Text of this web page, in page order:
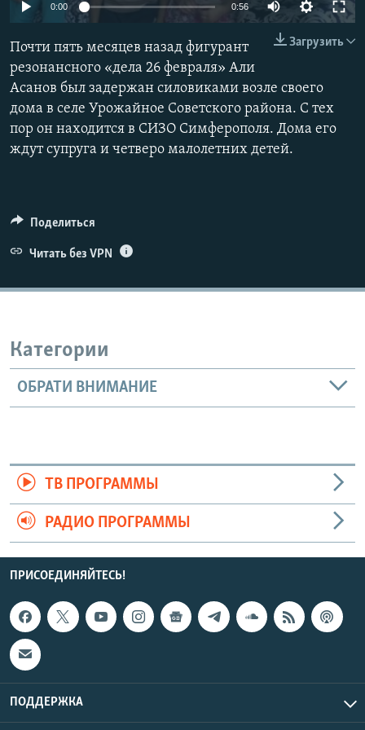
ПОБЕДИТЕЛЕЙ НЕ СУДЯТ?
КРЫМ.НЕПОКОРЕННЫЙ
ELIFBE
УКРАИНСКАЯ ПРОБЛЕМА КРЫМА
ПРИСОЕДИНЯЙТЕСЬ!
Все сайты RFE/RL
0:00 0:56
Загрузить
Почти пять месяцев назад фигурант
резонансного «дела 26 февраля» Али
Асанов был задержан силовиками возле своего
дома в селе Урожайное Советского района. С тех
пор он находится в СИЗО Симферополя. Дома его
ждут супруга и четверо малолетних детей.
Поделиться
Читать без VPN
Категории
ОБРАТИ ВНИМАНИЕ
ТВ ПРОГРАММЫ
РАДИО ПРОГРАММЫ
ПРИСОЕДИНЯЙТЕСЬ!
ПОДДЕРЖКА